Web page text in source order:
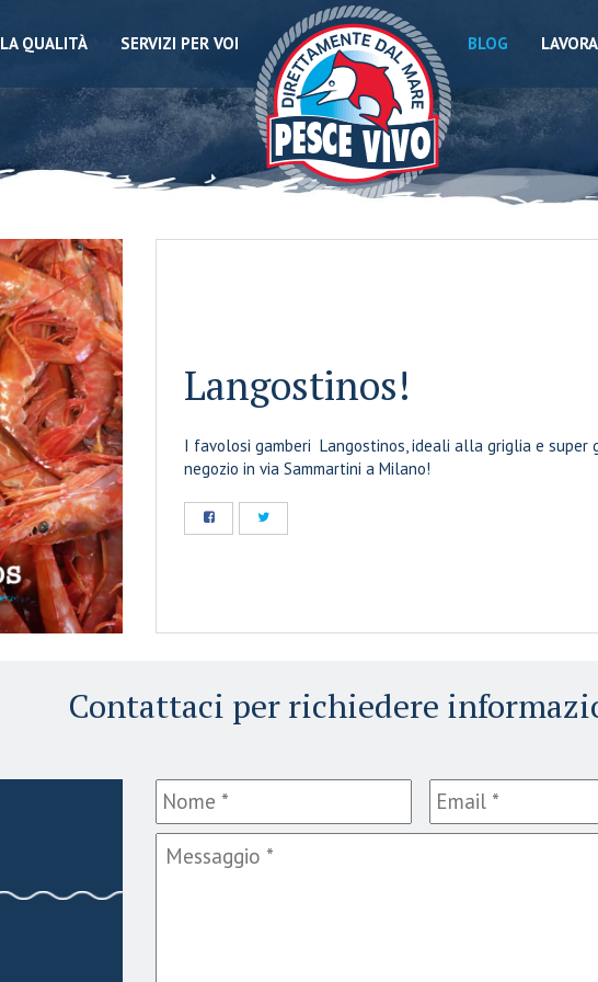
LA QUALITÀ SERVIZI PER VOI BLOG
Langostinos!
I favolosi gamberi Langostinos, ideali alla griglia e
negozio in via Sammartini a Milano!
Contattaci per richiedere